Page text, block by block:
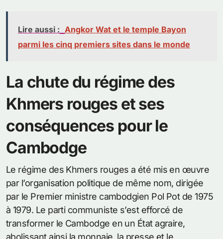
Lire aussi : Angkor Wat et le temple Bayon
parmi les cinq premiers sites dans le monde
La chute du régime des
Khmers rouges et ses
conséquences pour le
Cambodge
Le régime des Khmers rouges a été mis en œuvre
par l’organisation politique de même nom, dirigée
par le Premier ministre cambodgien Pol Pot de 1975
à 1979. Le parti communiste s’est efforcé de
transformer le Cambodge en un État agraire,